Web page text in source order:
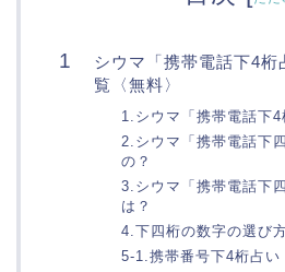
シウマ「携帯電話下4桁
覧〈無料〉
1.シウマ「携帯電話下4
2.シウマ「携帯電話下
の？
3.シウマ「携帯電話下
は？
4.下四桁の数字の選び
5-1.携帯番号下4桁占い